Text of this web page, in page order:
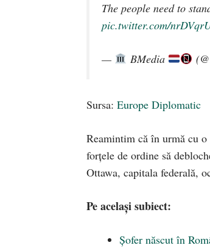
The people need to
pic.twitter.com/
— BMedia
Sursa: Europe Diplomatic
Reamintim că în urmă cu o
forțele de ordine să
Ottawa, capitala federală,
Pe același subiect:
Șofer născut în